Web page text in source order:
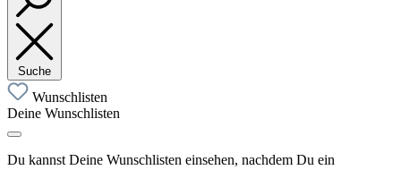
Suche
Wunschlisten
Deine Wunschlisten
Du kannst Deine Wunschlisten einsehen, nachdem Du ein